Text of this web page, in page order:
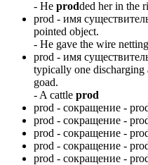
- He prodded her in the
prod - имя
pointed object.
- He gave the wire
prod - имя
typically one discharging
goad.
- A cattle prod
prod - сокращение -
prod - сокращение -
prod - сокращение -
prod - сокращение -
prod - сокращение -